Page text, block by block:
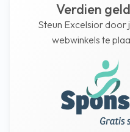
Verdien
Steun Excelsior door
webwinkels te